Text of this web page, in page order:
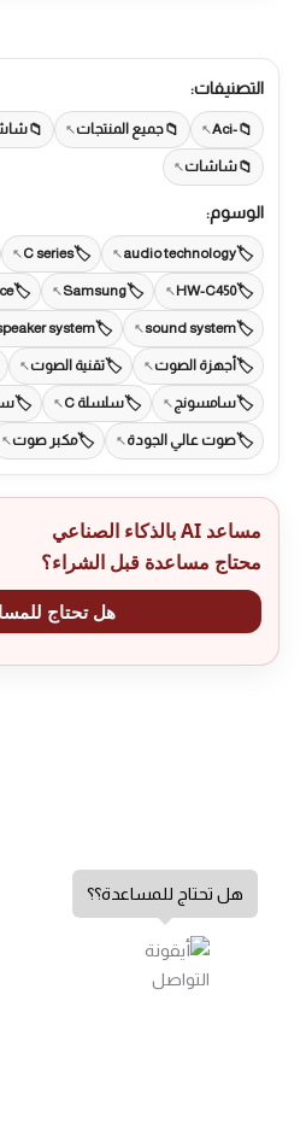
التصنيفات:
-Aci جميع المنتجات
شاشات
الوسوم:
audio technology
C series
HW-C450
Samsung
sound system
system
أجهزة الصوت تقنية الصوت
سامسونج سلسلة C
صوت عالي الجودة مكبر صوت
مساعد AI بالذكاء الصناعي
محتاج مساعدة قبل الشراء؟
هل تحتاج
هل تحتاج للمساعدة؟؟